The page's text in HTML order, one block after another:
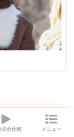
カテゴリーがあ
するのは難しい
完全比較 メニュー